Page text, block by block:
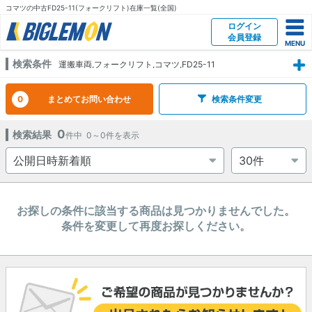
コマツの中古FD25-11(フォークリフト)在庫一覧(全国)
ログイン
会員登録
検索条件 運搬車両,フォークリフト,コマツ,FD25-11
0 まとめてお問い合わせ 検索条件変更
検索結果 0件中 0～0件を表示
お探しの条件に該当する商品は見つかりませんでした。
条件を変更して再度お探しください。